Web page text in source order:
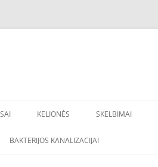
KELIONĖS SKELBIMAI
BAKTERIJOS KANALIZACIJAI